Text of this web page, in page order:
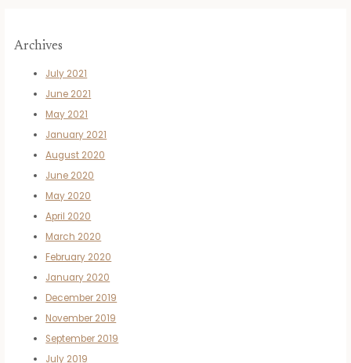
Archives
July 2021
June 2021
May 2021
January 2021
August 2020
June 2020
May 2020
April 2020
March 2020
February 2020
January 2020
December 2019
November 2019
September 2019
July 2019